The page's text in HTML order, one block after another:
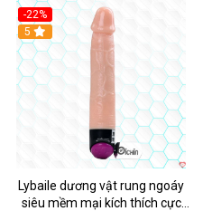
-22%
Hot
5
Lybaile dương vật rung ngoáy
siêu mềm mại kích thích cực